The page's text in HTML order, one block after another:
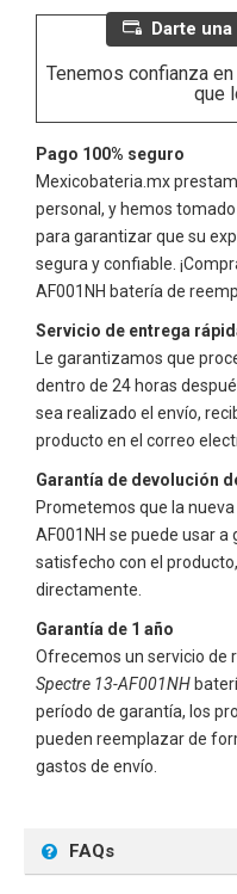
Darte
Tenemos confianza
que
Pago 100% seguro
Mexicobateria.mx
personal, y hemos
para garantizar que su
segura y confiable.
AF001NH batería de
Servicio de entrega
Le garantizamos que
dentro de 24 horas
sea realizado el envío,
producto en el correo
Garantía de devolución
Prometemos que la
AF001NH se puede usar a
satisfecho con el
directamente.
Garantía de 1 año
Ofrecemos un servicio de
Spectre 13-AF001NH
período de garantía, los
pueden reemplazar de
gastos de envío.
FAQs